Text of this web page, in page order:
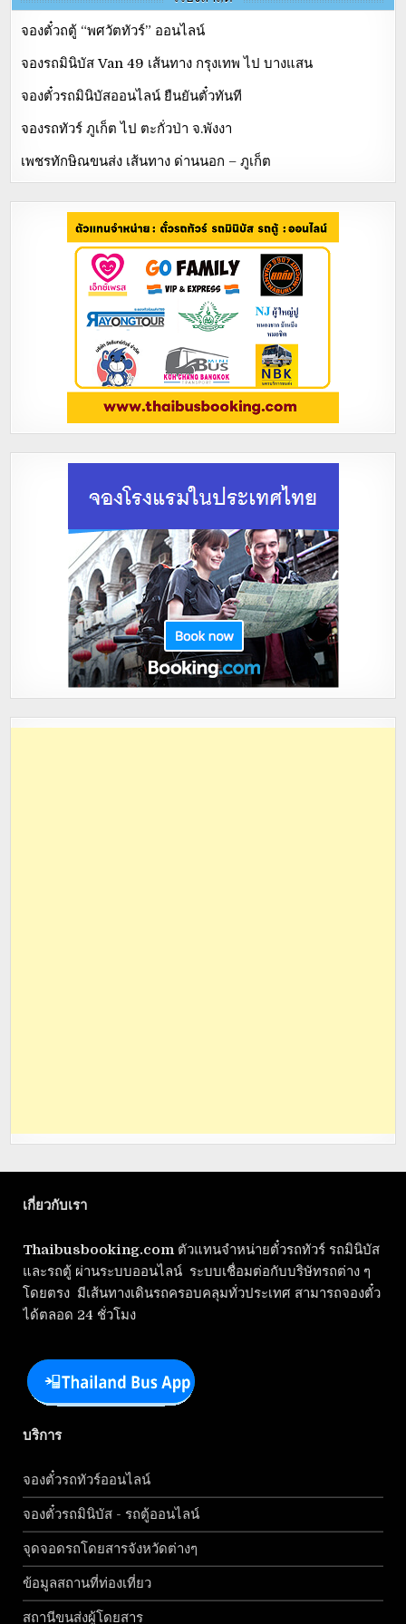
จองตั๋วถตู้ “พศวัตทัวร์” ออนไลน์
จองรถมินิบัส Van 49 เส้นทาง กรุงเทพ ไป บางแสน
จองตั๋วรถมินิบัสออนไลน์ ยืนยันตั๋วทันที
จองรถทัวร์ ภูเก็ต ไป ตะกั่วป่า จ.พังงา
เพชรทักษิณขนส่ง เส้นทาง ด่านนอก – ภูเก็ต
เกี่ยวกับเรา
Thaibusbooking.com ตัวแทนจำหน่ายตั๋วรถทัวร์ รถมินิบัส
และรถตู้ ผ่านระบบออนไลน์ ระบบเชื่อมต่อกับบริษัทรถต่าง ๆ
โดยตรง มีเส้นทางเดินรถครอบคลุมทั่วประเทศ สามารถจองตั๋ว
ได้ตลอด 24 ชั่วโมง
บริการ
จองตั๋วรถทัวร์ออนไลน์
จองตั๋วรถมินิบัส - รถตู้ออนไลน์
จุดจอดรถโดยสารจังหวัดต่างๆ
ข้อมูลสถานที่ท่องเที่ยว
สถานีขนส่งผู้โดยสาร